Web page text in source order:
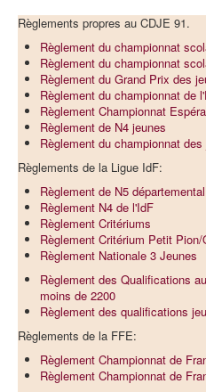
Règlements propres au CDJE 91.
Règlement du championnat
Règlement du championnat
Règlement du Grand Prix des
Règlement du championnat de
Règlement Championnat
Règlement de N4 jeunes
Règlement du championnat
Règlements de la Ligue IdF:
Règlement de N5 départemental
Règlement N4 de l'IdF
Règlement Critériums
Règlement Critérium Petit Pion/
Règlement Nationale 3 Jeunes
Règlement des Qualifications
moins de 2200
Règlement des qualifications
Règlements de la FFE:
Règlement Championnat de
Règlement Championnat de